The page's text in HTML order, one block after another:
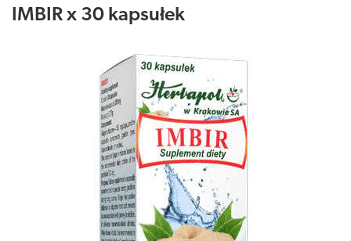
IMBIR x 30 kapsułek